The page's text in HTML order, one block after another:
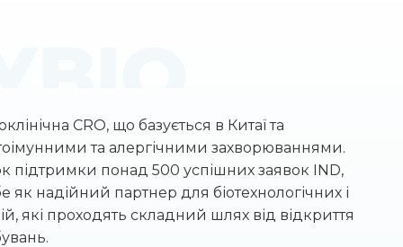
CRO, що базується в Китаї та
та алергічними захворюваннями.
понад 500 успішних заявок IND,
надійний партнер для біотехнологічних і
які проходять складний шлях від відкриття